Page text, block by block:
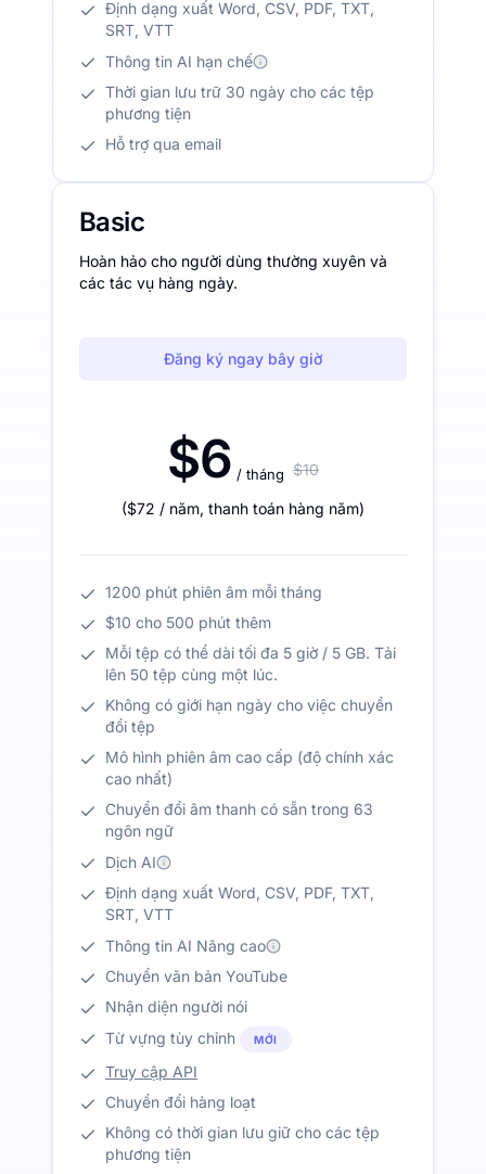
Định dạng xuất Word, CSV, PDF, TXT,
SRT, VTT
Thông tin AI hạn chế
Thời gian lưu trữ 30 ngày cho các tệp
phương tiện
Hỗ trợ qua email
Basic
Hoàn hảo cho người dùng thường xuyên và
các tác vụ hàng ngày.
Đăng ký ngay bây giờ
$6 / tháng $10
($72 / năm, thanh toán hàng năm)
1200 phút phiên âm mỗi tháng
$10 cho 500 phút thêm
Mỗi tệp có thể dài tối đa 5 giờ / 5 GB. Tải
lên 50 tệp cùng một lúc.
Không có giới hạn ngày cho việc chuyển
đổi tệp
Mô hình phiên âm cao cấp (độ chính xác
cao nhất)
Chuyển đổi âm thanh có sẵn trong 63
ngôn ngữ
Dịch AI
Định dạng xuất Word, CSV, PDF, TXT,
SRT, VTT
Thông tin AI Nâng cao
Chuyển văn bản YouTube
Nhận diện người nói
Từ vựng tùy chỉnh
MỚI
Truy cập API
Chuyển đổi hàng loạt
Không có thời gian lưu giữ cho các tệp
phương tiện